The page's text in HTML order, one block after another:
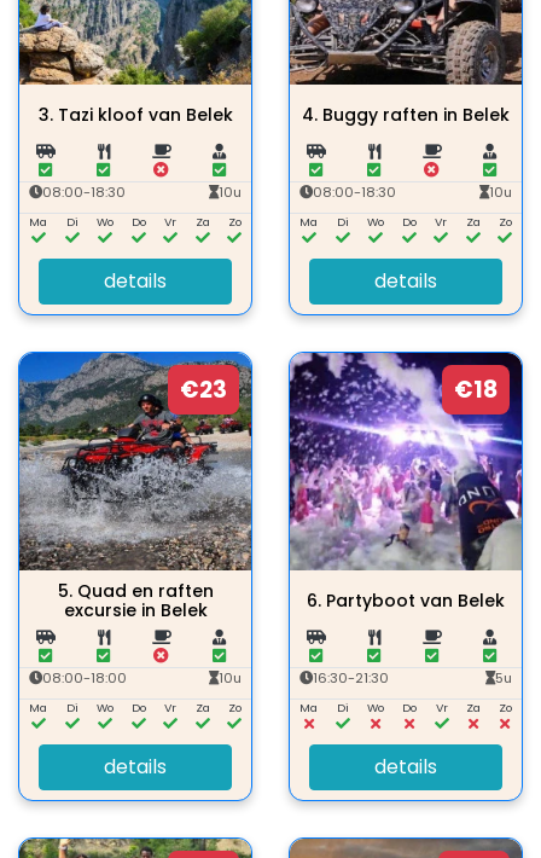
3. Tazi kloof van Belek
08:00-18:30 10u
Ma Di Wo Do Vr Za Zo
details
4. Buggy raften in Belek
08:00-18:30 10u
Ma Di Wo Do Vr Za Zo
details
€23
5. Quad en raften
excursie in Belek
08:00-18:00 10u
Ma Di Wo Do Vr Za Zo
details
€18
6. Partyboot van Belek
16:30-21:30 5u
Ma Di Wo Do Vr Za Zo
details